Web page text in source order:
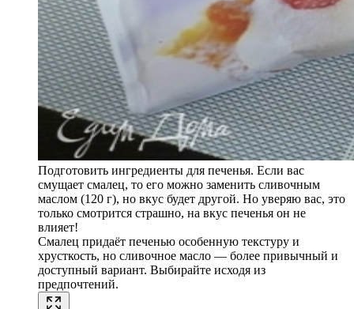
Подготовить ингредиенты для печенья. Если вас
смущает смалец, то его можно заменить сливочным
маслом (120 г), но вкус будет другой. Но уверяю вас, это
только смотрится страшно, на вкус печенья он не
влияет!
Смалец придаёт печенью особенную текстуру и
хрусткость, но сливочное масло — более привычный и
доступный вариант. Выбирайте исходя из
предпочтений.